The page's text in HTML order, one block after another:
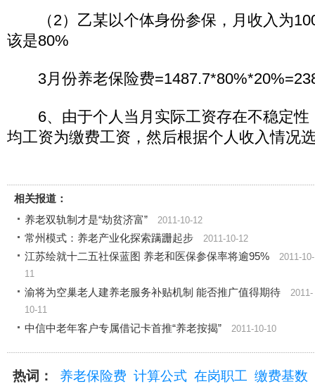
（2）乙某以个体身份参保，月收入为
该是80%
3月份养老保险费
6、由于个人当月实际工资存在不稳定性
均工资为缴费工资，然后根据个人收入情况
相关报道：
养老双轨制才是“劫贫济富”
2011-10-12
常州模式：养老产业化探索蹒跚起步 2011-10-12
江苏绘就十二五社保蓝图 养老和医保参保率将逾95% 2011-10-
11
渝将为空巢老人建养老服务补贴机制 能否推广值得期待
2011-
10-11
中信中老年客户专属借记卡首推“养老按揭”
2011-10-10
热词： 养老保险费 计算公式 在岗职工 缴费基数